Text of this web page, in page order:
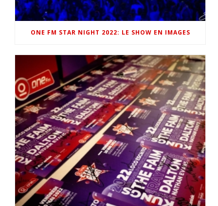
ONE FM STAR NIGHT 2022: LE SHOW EN IMAGES